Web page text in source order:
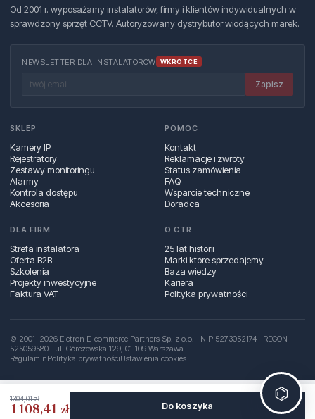
1304,01 zł
1108,41 zł Do koszyka
Od 2001 r. wyposażamy instalatorów, firmy i klientów indywidualnych w
sprawdzony sprzęt CCTV. Autoryzowany dystrybutor wiodących marek.
NEWSLETTER DLA INSTALATORÓW WKRÓTCE
Zapisz
SKLEP
Kamery IP
Rejestratory
Zestawy monitoringu
Alarmy
Kontrola dostępu
Akcesoria
POMOC
Kontakt
Reklamacje i zwroty
Status zamówienia
FAQ
Wsparcie techniczne
Doradca
DLA FIRM
Strefa instalatora
Oferta B2B
Szkolenia
Projekty inwestycyjne
Faktura VAT
O CTR
25 lat historii
Marki które sprzedajemy
Baza wiedzy
Kariera
Polityka prywatności
© 2001–2026 Elctron E-commerce Partners Sp. z o.o. · NIP 5273052174 · REGON
525059580 · ul. Górczewska 129, 01‑109 Warszawa
RegulaminPolityka prywatnościUstawienia cookies
⌬